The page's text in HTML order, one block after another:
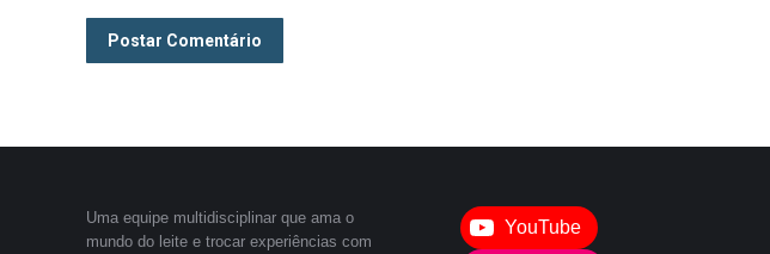
Postar Comentário
Uma equipe multidisciplinar que ama o
mundo do leite e trocar experiências com
YouTube